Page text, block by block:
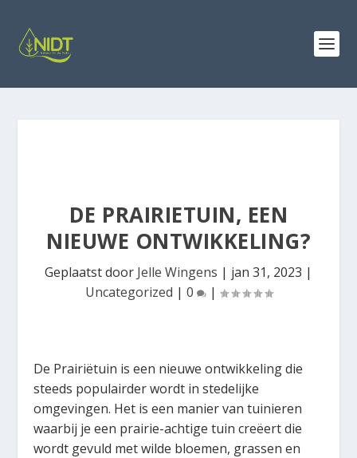
DE PRAIRIETUIN, EEN
NIEUWE ONTWIKKELING?
Geplaatst door Jelle Wingens | jan 31, 2023 |
Uncategorized | 0 |
De Prairiëtuin is een nieuwe ontwikkeling die
steeds populairder wordt in stedelijke
omgevingen. Het is een manier van tuinieren
waarbij je een prairie-achtige tuin creëert die
wordt gevuld met wilde bloemen, grassen en